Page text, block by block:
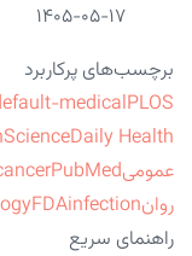
۱۴۰۵-۰۵-۱۷
برچسب‌های پرکاربرد
medicalPLOS
ScienceDaily Health
عمومیPubMed
روان
FDAinfection
راهنمای سریع